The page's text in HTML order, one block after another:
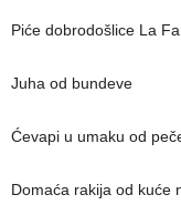
Piće dobrodošlice La
Juha od bundeve
Ćevapi u umaku od
Domaća rakija od kuće